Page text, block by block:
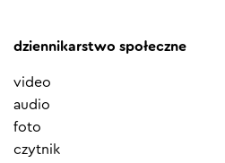
dziennikarstwo społeczne
video
audio
foto
czytnik